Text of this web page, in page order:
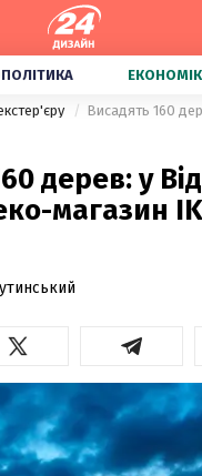
дерев: у
магазин